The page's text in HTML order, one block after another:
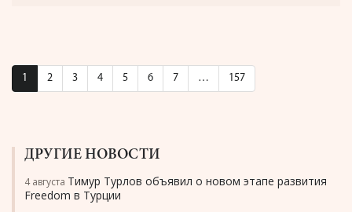
1 2 3 4 5 6 7 … 157
ДРУГИЕ НОВОСТИ
4 августа Тимур Турлов объявил о новом этапе развития
Freedom в Турции